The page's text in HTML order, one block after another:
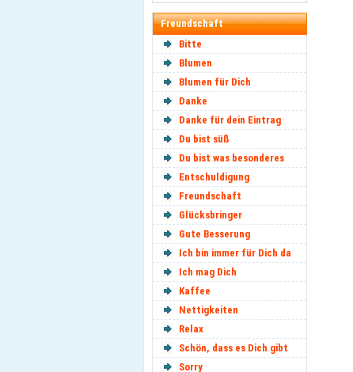
Freundschaft
Bitte
Blumen
Blumen für Dich
Danke
Danke für dein Eintrag
Du bist süß
Du bist was besonderes
Entschuldigung
Freundschaft
Glücksbringer
Gute Besserung
Ich bin immer für Dich da
Ich mag Dich
Kaffee
Nettigkeiten
Relax
Schön, dass es Dich gibt
Sorry